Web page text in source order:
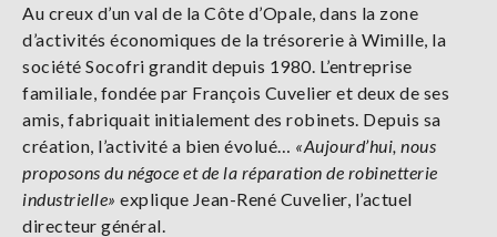
Au creux d’un val de la Côte d’Opale, dans la zone
d’activités économiques de la trésorerie à Wimille, la
société Socofri grandit depuis 1980. L’entreprise
familiale, fondée par François Cuvelier et deux de ses
amis, fabriquait initialement des robinets. Depuis sa
création, l’activité a bien évolué… «Aujourd’hui, nous
proposons du négoce et de la réparation de robinetterie
industrielle» explique Jean-René Cuvelier, l’actuel
directeur général.